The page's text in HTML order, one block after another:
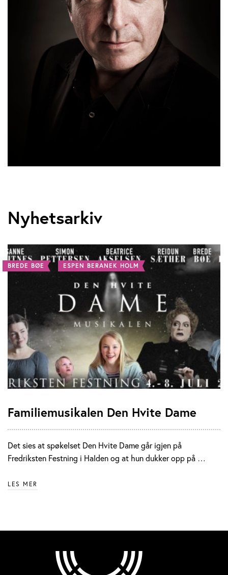
Nyhetsarkiv
BREDE BØE ESPEN BERANEK HOLM
Familiemusikalen Den Hvite Dame
Det sies at spøkelset Den Hvite Dame går igjen på
Fredriksten Festning i Halden og at hun dukker opp på …
LES MER